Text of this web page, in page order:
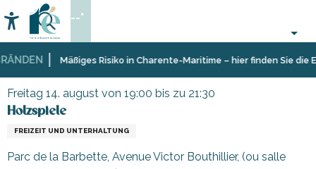
au
contenu
principal
Mäßiges Risiko in Charente-Maritime – hier finden Sie die
Accessibilité
Suche
--°
Startseite
Organisieren
Aktivitäten
und
Veranstaltungen,
Holzspiele
Freitag 14. august von 19:00 bis zu 21:30
Holzspiele
FREIZEIT UND UNTERHALTUNG
Parc de la Barbette, Avenue Victor Bouthillier, (ou salle